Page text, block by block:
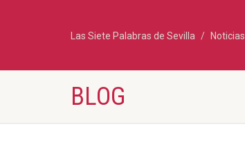
Las Siete Palabras de Sevilla Noticias
BLOG